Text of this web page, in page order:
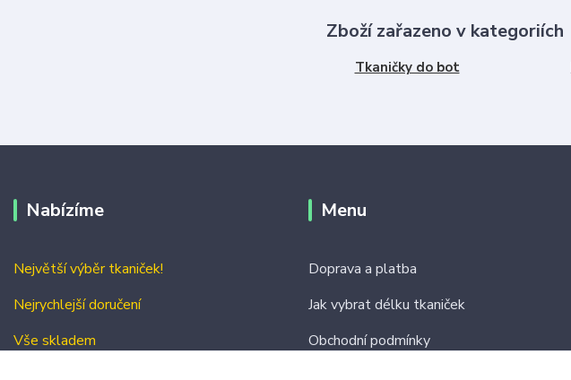
Zboží zařazeno v kategoriích
Tkaničky do bot
Nabízíme
Největší výběr tkaniček!
Nejrychlejší doručení
Vše skladem
Menu
Doprava a platba
Jak vybrat délku tkaniček
Obchodní podmínky